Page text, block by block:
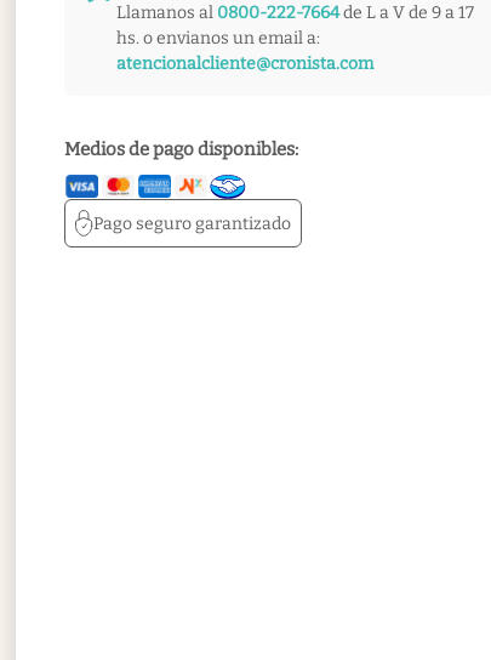
Llamanos al 0800-222-7664de L a V de 9 a 17
hs. o envianos un email a:
atencionalcliente@cronista.com
Medios de pago disponibles:
Pago segurogarantizado